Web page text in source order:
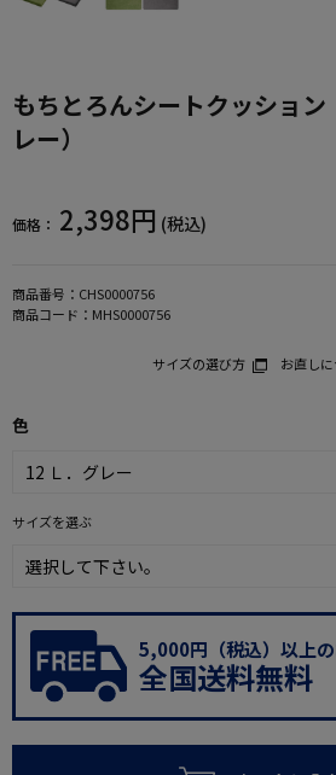
もちとろんシートクッショ
レー）
価格： 2,398円 (税込)
商品番号： CHS0000756
商品コード： MHS0000756
サイズの選び方 お直し
色
サイズを選ぶ
5,000円（税込）以上
全国送料無料